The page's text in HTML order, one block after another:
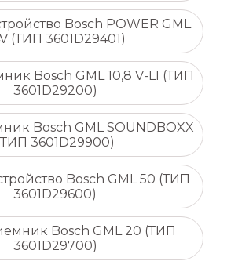
Bosch POWER GML
(ТИП 3601D29401)
Bosch GML 10,8 V-LI (ТИП
3601D29200)
Bosch GML SOUNDBOXX
3601D29900)
Bosch GML 50 (ТИП
3601D29600)
Bosch GML 20 (ТИП
3601D29700)